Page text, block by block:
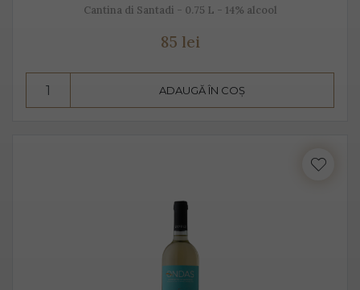
Este un vin proaspăt, ce se prezintă ca un buchet
ușoare, parfumate. De obicei, Prosecco este un vin sec,
pare dulce. Alege Extra Dry Prosecco pentru echilibrul
pe care îl poate oferi între dulceața fructelor și
Cantina di Santadi - 0.75 L - 14% alcool
85 lei
ADAUGĂ ÎN COȘ